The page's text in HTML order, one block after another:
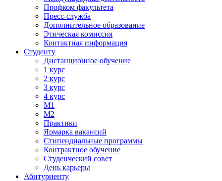
Профком факультета
Пресс-служба
Дополнительное образование
Этическая комиссия
Контактная информация
Студенту
Дистанционное обучение
1 курс
2 курс
3 курс
4 курс
М1
М2
Практики
Ярмарка вакансий
Стипендиальные программы
Контрактное обучение
Студенческий совет
День карьеры
Абитуриенту